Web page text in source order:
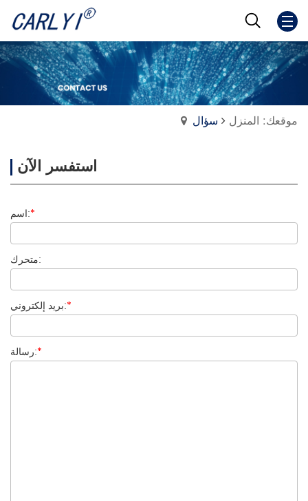
موقعك: المنزل سؤال
استفسر الآن
اسم:*
متحرك:
بريد إلكتروني:*
رسالة:*